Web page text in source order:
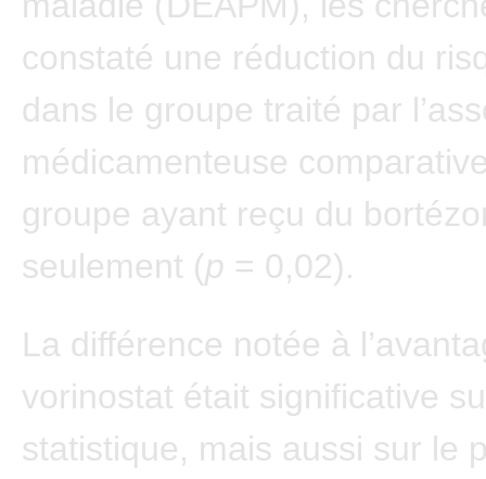
constaté une réduction du
dans le groupe traité par
médicamenteuse
groupe ayant reçu du
seulement (p = 0,02).
La différence notée à
vorinostat était significative
statistique, mais aussi sur le